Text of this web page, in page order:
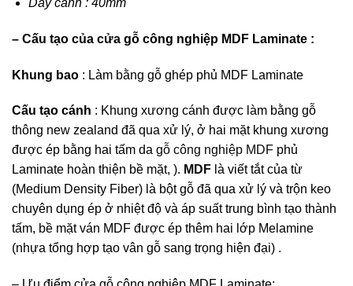
Dày cánh : 40mm
– Cấu tạo của cửa gỗ công nghiệp MDF Laminate :
Khung bao : Làm bằng gỗ ghép phủ MDF Laminate
Cấu tạo cánh : Khung xương cánh được làm bằng gỗ
thông new zealand đã qua xử lý, ở hai mặt khung xương
được ép bằng hai tấm da gỗ công nghiệp MDF phủ
Laminate hoàn thiện bề mặt, ). MDF là viết tắt của từ
(Medium Density Fiber) là bột gỗ đã qua xử lý và trộn keo
chuyên dụng ép ở nhiệt độ và áp suất trung bình tạo thành
tấm, bề mặt ván MDF được ép thêm hai lớp Melamine
(nhựa tổng hợp tạo vân gỗ sang trọng hiện đại) .